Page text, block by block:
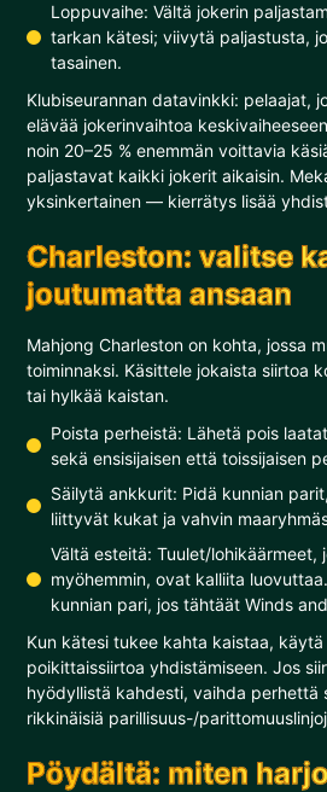
Loppuvaihe: Vältä jokerin
tarkan kätesi; viivytä paljastusta,
tasainen.
Klubiseurannan datavinkki: pelaajat,
elävää jokerinvaihtoa
noin 20–25 % enemmän voittavia
paljastavat kaikki jokerit aikaisin.
yksinkertainen — kierrätys lisää
Charleston: valitse
joutumatta ansaan
Mahjong Charleston on kohta, jossa
toiminnaksi. Käsittele jokaista siirtoa
tai hylkää kaistan.
Poista perheistä: Lähetä pois
sekä ensisijaisen että toissijaisen
Säilytä ankkurit: Pidä kunnian
liittyvät kukat ja vahvin
Vältä esteitä: Tuulet/lohikäärmeet,
myöhemmin, ovat kalliita
kunnian pari, jos tähtäät Winds
Kun kätesi tukee kahta kaistaa, käytä
poikittaissiirtoa yhdistämiseen. Jos
hyödyllistä kahdesti, vaihda perhettä
rikkinäisiä parillisuus-/
Pöydältä: miten